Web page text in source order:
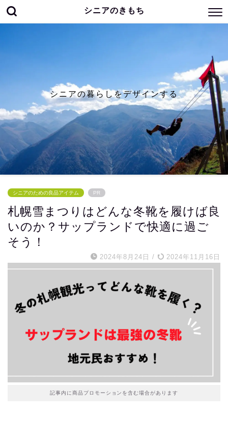
シニアのきもち
シニアの暮らしをデザインする
シニアのための良品アイテム PR
札幌雪まつりはどんな冬靴を履けば良
いのか？サップランドで快適に過ご
そう！
2024年8月24日 / 2024年11月16日
記事内に商品プロモーションを含む場合があります